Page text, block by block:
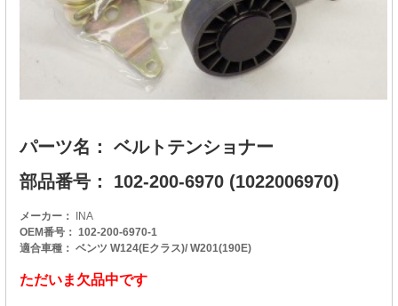
パーツ名： ベルトテンショナー
部品番号： 102-200-6970 (1022006970)
メーカー：
INA
OEM番号： 102-200-6970-1
適合車種： ベンツ W124(Eクラス)/ W201(190E)
ただいま欠品中です